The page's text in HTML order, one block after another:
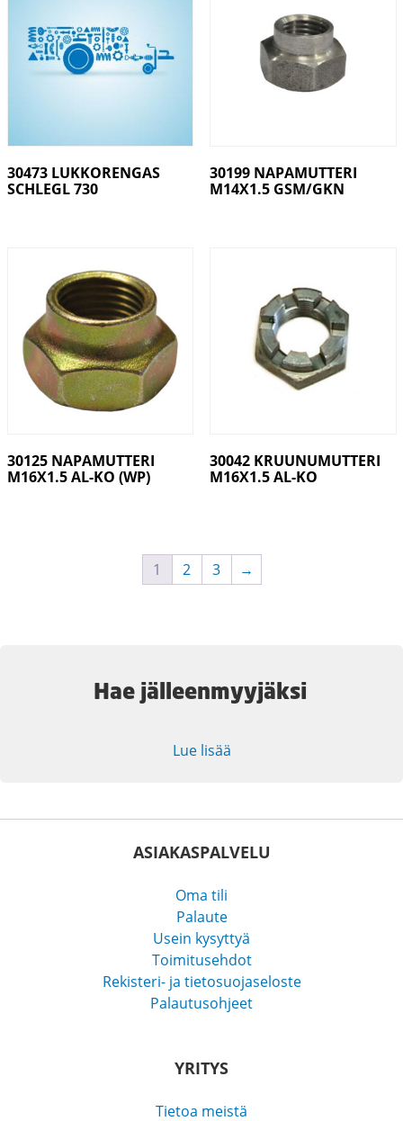
30473 LUKKORENGAS
SCHLEGL 730
30199 NAPAMUTTERI
M14X1.5 GSM/GKN
30125 NAPAMUTTERI
M16X1.5 AL-KO (WP)
30042 KRUUNUMUTTERI
M16X1.5 AL-KO
1 2 3 →
Hae jälleenmyyjäksi
Lue lisää
ASIAKASPALVELU
Oma tili
Palaute
Usein kysyttyä
Toimitusehdot
Rekisteri- ja tietosuojaseloste
Palautusohjeet
YRITYS
Tietoa meistä